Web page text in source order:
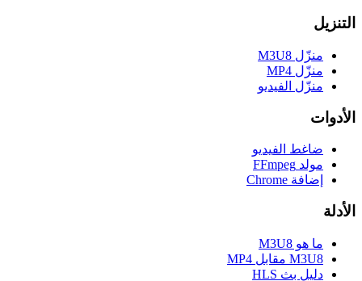
التنزيل
منزّل M3U8
منزّل MP4
منزّل الفيديو
الأدوات
ضاغط الفيديو
مولد FFmpeg
إضافة Chrome
الأدلة
ما هو M3U8
M3U8 مقابل MP4
دليل بث HLS